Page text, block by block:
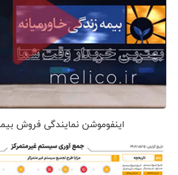
اینفوموشن نمایندگی فروش